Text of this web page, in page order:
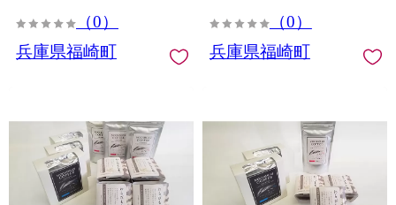
（0）
兵庫県福崎町
（0）
兵庫県福崎町